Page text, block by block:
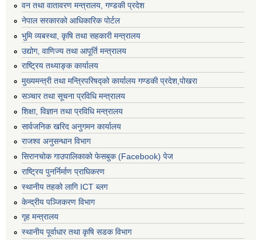
वन तथा वातावरण मन्त्रालय, गण्डकी प्रदेश
नेपाल सरकारको आधिकारिक पोर्टल
भुमि व्यबस्था, कृषि तथा सहकारी मन्त्रालय
उद्योग, वाणिज्य तथा आपूर्ति मन्त्रालय
राष्ट्रिय तथ्याङ्क कार्यालय
मुख्यमन्त्री तथा मन्त्रिपरिषद्को कार्यालय गण्डकी प्रदेश,पोखरा
सञ्‍चार तथा सूचना प्रविधि मन्त्रालय
शिक्षा, विज्ञान तथा प्रविधि मन्त्रालय
सार्वजनिक खरिद अनुगमन कार्यालय
राजश्व अनुसन्धान विभाग
सिरानचोक गाउपालिकाको फेसबुक (Facebook) पेज
राष्ट्रिय पुनर्निर्माण प्राघिकरण
स्थानीय तहको लागि ICT ब्लग
केन्द्रीय पञ्जिकरण विभाग
गृह मन्त्रालय
स्थानीय पूर्वाधार तथा कृषि सडक विभाग